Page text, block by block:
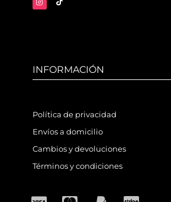
INFORMACIÓN
Política de privacidad
Envíos a domicilio
Cambios y devoluciones
Términos y condiciones